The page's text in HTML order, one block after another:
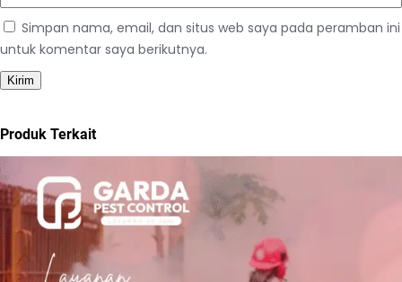
Simpan nama, email, dan situs web saya pada peramban ini
untuk komentar saya berikutnya.
Produk Terkait